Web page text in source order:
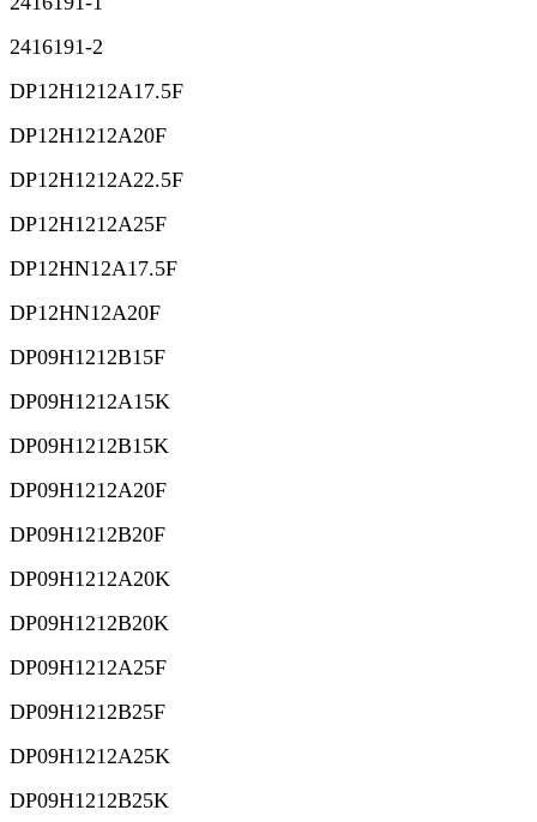
2416191-2
DP12H1212A17.5F
DP12H1212A20F
DP12H1212A22.5F
DP12H1212A25F
DP12HN12A17.5F
DP12HN12A20F
DP09H1212B15F
DP09H1212A15K
DP09H1212B15K
DP09H1212A20F
DP09H1212B20F
DP09H1212A20K
DP09H1212B20K
DP09H1212A25F
DP09H1212B25F
DP09H1212A25K
DP09H1212B25K